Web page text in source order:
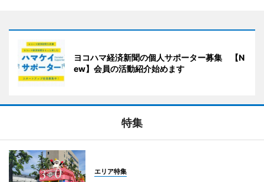
ヨコハマ経済新聞の個人サポーター募集 【N
ew】会員の活動紹介始めます
特集
エリア特集